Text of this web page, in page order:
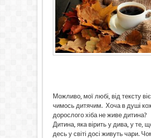
Можливо, мої любі, від тексту віє
чимось дитячим. Хоча в душі
дорослого хіба не живе дитина?
Дитина, яка вірить у дива, у те,
десь у світі досі живуть чари.